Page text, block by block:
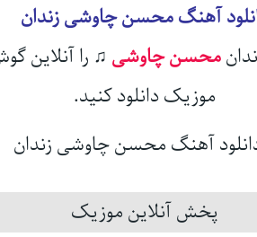
آهنگ محسن چاوشی زندان
محسن چاوشی ♫ را آنلاین
موزیک دانلود کنید.
پخش آنلاین موزیک